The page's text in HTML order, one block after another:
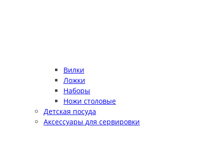
Вилки
Ложки
Наборы
Ножи столовые
Детская посуда
Аксессуары для сервировки